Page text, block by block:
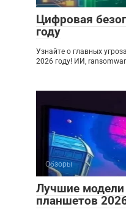
Цифровая
году
Узнайте о главных
2026 году! ИИ,
Обзоры
Лучшие модели
планшетов